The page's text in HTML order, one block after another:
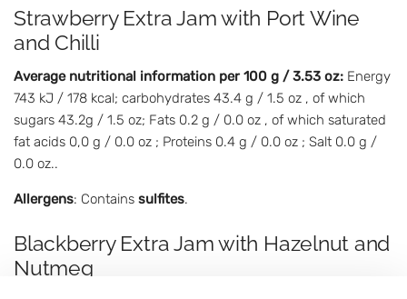
Strawberry Extra Jam with Port Wine
and Chilli
Average nutritional information per 100 g / 3.53 oz: Energy
743 kJ / 178 kcal; carbohydrates 43.4 g / 1.5 oz , of which
sugars 43.2g / 1.5 oz; Fats 0.2 g / 0.0 oz , of which saturated
fat acids 0,0 g / 0.0 oz ; Proteins 0.4 g / 0.0 oz ; Salt 0.0 g /
0.0 oz..
Allergens: Contains sulfites.
Blackberry Extra Jam with Hazelnut and
Nutmeg